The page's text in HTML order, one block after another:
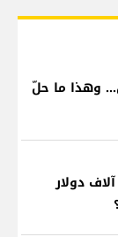
وهذا ما حلّ
راتب النائب من 3 آلاف إلى 5 آلاف دولار